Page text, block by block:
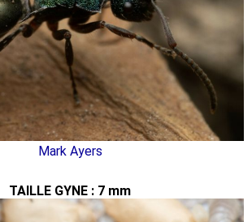
Mark Ayers
TAILLE GYNE : 7 mm